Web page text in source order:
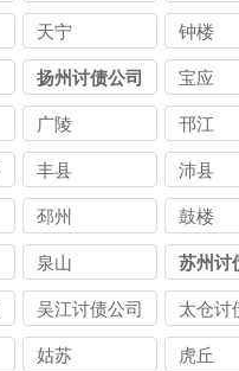
天宁 钟楼
扬州讨债公司 宝应
广陵 邗江
丰县 沛县
邳州 鼓楼
泉山 苏州讨
吴江讨债公司 太仓讨
姑苏 虎丘